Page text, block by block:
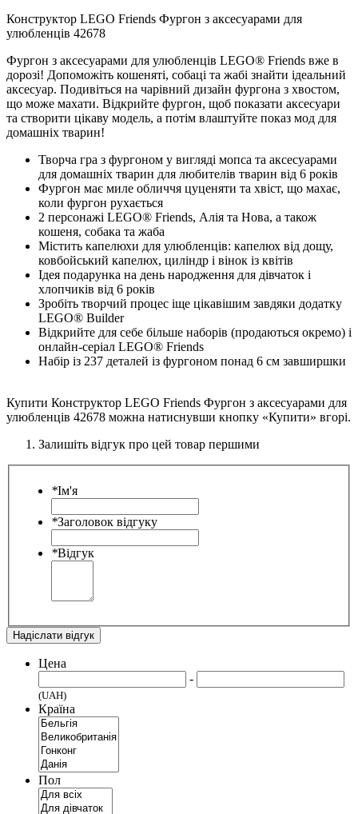
Конструктор LEGO Friends Фургон з аксесуарами для
улюбленців 42678
Фургон з аксесуарами для улюбленців LEGO® Friends вже в
дорозі! Допоможіть кошеняті, собаці та жабі знайти ідеальний
аксесуар. Подивіться на чарівний дизайн фургона з хвостом,
що може махати. Відкрийте фургон, щоб показати аксесуари
та створити цікаву модель, а потім влаштуйте показ мод для
домашніх тварин!
Творча гра з фургоном у вигляді мопса та аксесуарами
для домашніх тварин для любителів тварин від 6 років
Фургон має миле обличчя цуценяти та хвіст, що махає,
коли фургон рухається
2 персонажі LEGO® Friends, Алія та Нова, а також
кошеня, собака та жаба
Містить капелюхи для улюбленців: капелюх від дощу,
ковбойський капелюх, циліндр і вінок із квітів
Ідея подарунка на день народження для дівчаток і
хлопчиків від 6 років
Зробіть творчий процес іще цікавішим завдяки додатку
LEGO® Builder
Відкрийте для себе більше наборів (продаються окремо) і
онлайн-серіал LEGO® Friends
Набір із 237 деталей із фургоном понад 6 см завширшки
Купити Конструктор LEGO Friends Фургон з аксесуарами для
улюбленців 42678 можна натиснувши кнопку «Купити» вгорі.
Залишіть відгук про цей товар першими
*Ім'я
*Заголовок відгуку
*Відгук
Надіслати відгук
Цена
-
(UAH)
Країна
Пол